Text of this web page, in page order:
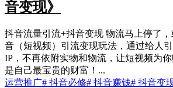
音变现》
抖音流量引流+抖音变现 物流马上停了
音（短视频）引流变现玩法，通过给人
IP，不再依附实物和物流，让短视频为
是自己最宝贵的财富！...
运营推广# 抖音必修# 抖音赚钱# 抖音变